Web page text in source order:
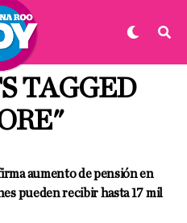
TAGGED
aumento de pensión en
pueden recibir hasta 17 mil